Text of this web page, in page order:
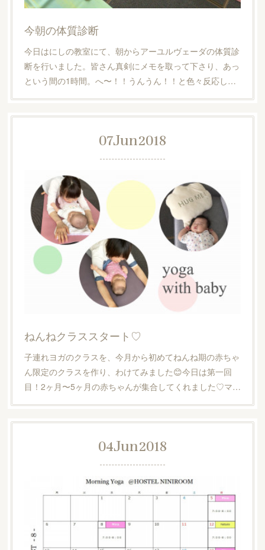
今朝の体質診断
今日はにしの教室にて、朝からアーユルヴェーダの体質診
断を行いました。皆さん真剣にメモを取って下さり、あっ
という間の1時間。へ〜！！うんうん！！と色々反応し…
07Jun2018
ねんねクラススタート♡
子連れヨガのクラスを、今月から初めてねんね期の赤ちゃ
ん限定のクラスを作り、わけてみました😊今日は第一回
目！2ヶ月〜5ヶ月の赤ちゃんが集合してくれました♡マ…
04Jun2018